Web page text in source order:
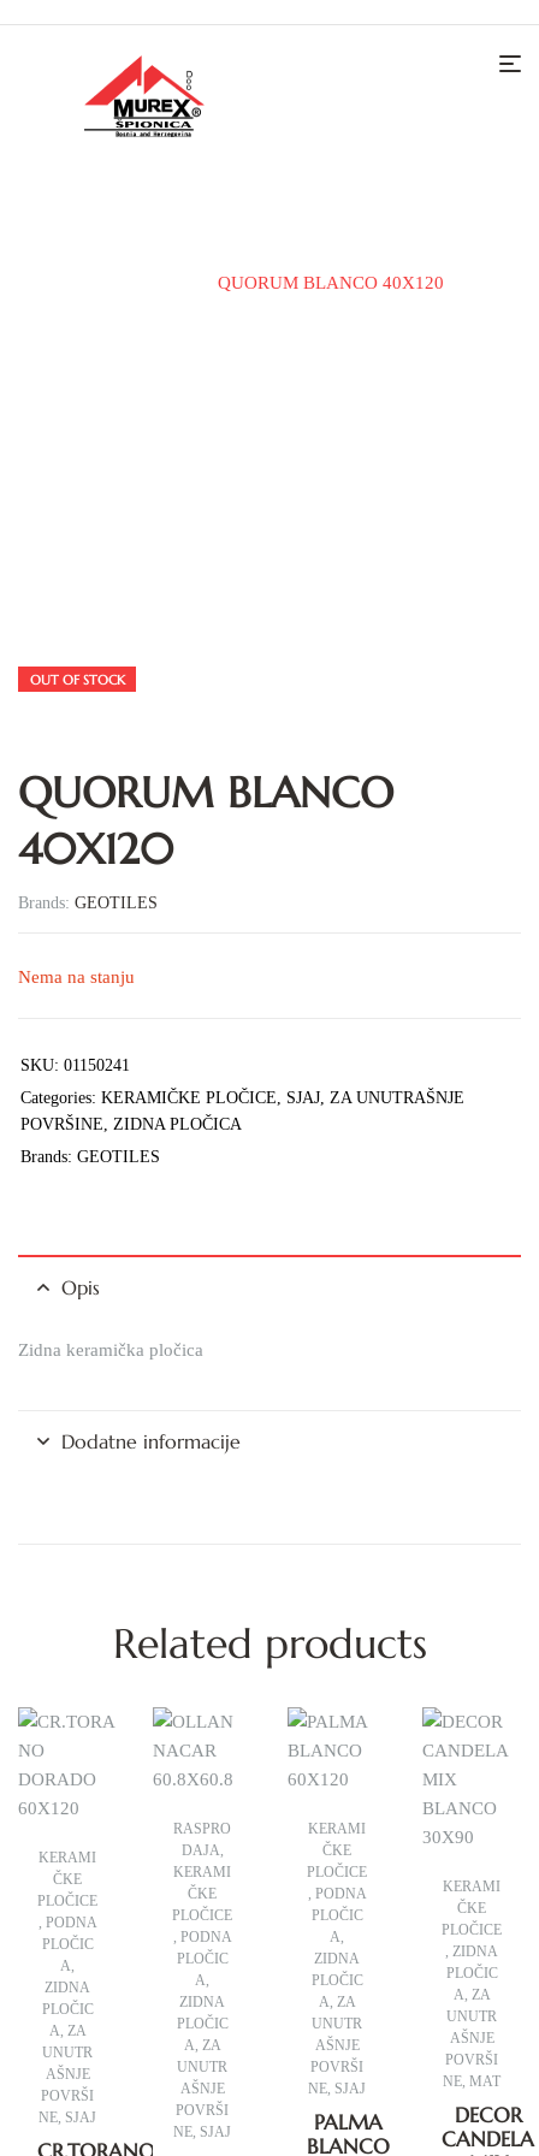
QUORUM BLANCO 40X120
OUT OF STOCK
QUORUM BLANCO
40X120
Brands: GEOTILES
Nema na stanju
SKU: 01150241
Categories: KERAMIČKE PLOČICE, SJAJ, ZA UNUTRAŠNJE
POVRŠINE, ZIDNA PLOČICA
Brands: GEOTILES
Opis
Zidna keramička pločica
Dodatne informacije
Related products
KERAMI
ČKE
PLOČICE
PODNA
PLOČIC
A
ZIDNA
PLOČIC
A ZA
UNUTR
AŠNJE
POVRŠI
NE SJAJ
RASPRO
DAJA
KERAMI
ČKE
PLOČICE
PODNA
PLOČIC
A
ZIDNA
PLOČIC
A ZA
UNUTR
AŠNJE
POVRŠI
NE SJAJ
KERAMI
ČKE
PLOČICE
PODNA
PLOČIC
A
ZIDNA
PLOČIC
A ZA
UNUTR
AŠNJE
POVRŠI
NE SJAJ
PALMA
BLANCO
KERAMI
ČKE
PLOČICE
ZIDNA
PLOČIC
A ZA
UNUTR
AŠNJE
POVRŠI
NE MAT
DECOR
CANDELA